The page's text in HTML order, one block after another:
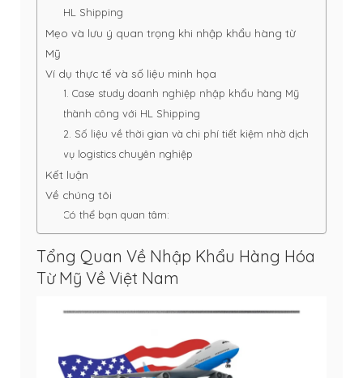
HL Shipping
Mẹo và lưu ý quan trọng khi nhập khẩu hàng từ
Mỹ
Ví dụ thực tế và số liệu minh họa
1. Case study doanh nghiệp nhập khẩu hàng Mỹ
thành công với HL Shipping
2. Số liệu về thời gian và chi phí tiết kiệm nhờ dịch
vụ logistics chuyên nghiệp
Kết luận
Về chúng tôi
Có thể bạn quan tâm:
Tổng Quan Về Nhập Khẩu Hàng Hóa
Từ Mỹ Về Việt Nam